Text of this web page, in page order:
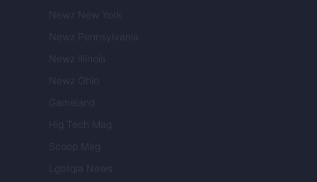
Newz New York
Newz Pennsylvania
Newz Illinois
Newz Ohio
Gameland
Hig Tech Mag
Scoop Mag
Lgbtqia News